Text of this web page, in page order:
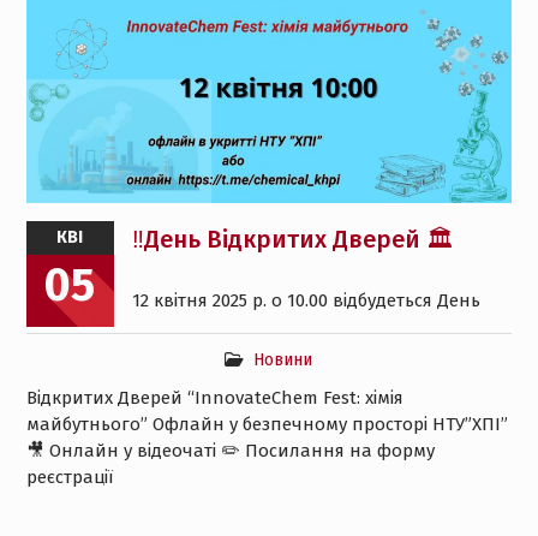
КВІ
05
‼️День Відкритих Дверей 🏛
Новини
12 квітня 2025 р. о 10.00 відбудеться День
Відкритих Дверей “InnovateChem Fest: хімія
майбутнього” Офлайн у безпечному просторі НТУ”ХПІ”
🎥 Онлайн у відеочаті ✏️ Посилання на форму
реєстрації